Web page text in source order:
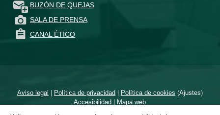
BUZÓN DE QUEJAS
SALA DE PRENSA
CANAL ÉTICO
Aviso legal | Política de privacidad| Política de cookies (Ajustes)
Accesibilidad | Mapa web